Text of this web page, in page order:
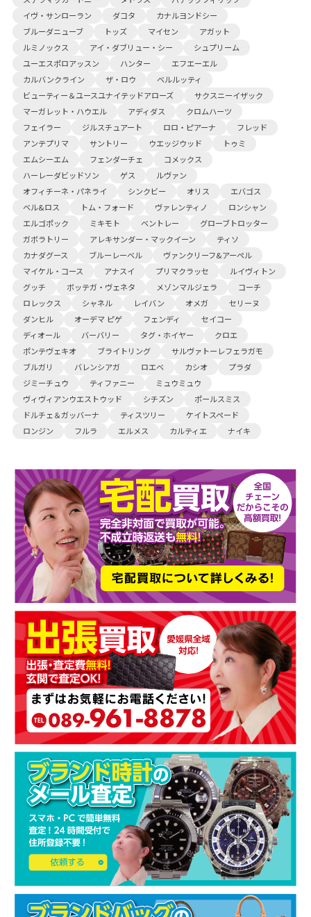
イヴ・サンローラン
ダコタ
カナルヨンドシー
ブルーダニューブ
トッズ マイセン
アガット
ルミノックス
アイ・ダブリュー・シー
シュプリーム
ユーエスポロアッスン
ハンター
エフエーエル
カルバンクライン
ザ・ロウ
ベルルッティ
ビューティー＆ユースユナイテッドアローズ
サクスニーイザック
マーガレット・ハウエル
アディダス
クロムハーツ
フェイラー
ジルスチュアート ロロ・ピアーナ
フレッド
アンテプリマ
サントリー ウエッジウッド
トゥミ
エムシーエム
フェンダーチェ
コメックス
ハーレーダビッドソン
ゲス
ルヴァン
オフィチーネ・パネライ
シンクビー オリス
エバゴス
ベル&ロス
トム・フォード ヴァレンティノ
ロンシャン
エルゴポック
ミキモト ベントレー
グローブトロッター
ガボラトリー
アレキサンダー・マックイーン
ティソ
カナダグース
ブルーレーベル
ヴァンクリーフ&アーペル
マイケル・コース
アナスイ プリマクラッセ
ルイヴィトン
グッチ
ボッテガ・ヴェネタ メゾンマルジェラ
コーチ
ロレックス
シャネル レイバン オメガ
セリーヌ
ダンヒル
オーデマ ピゲ フェンディ
セイコー
ディオール
バーバリー タグ・ホイヤー
クロエ
ポンテヴェキオ
ブライトリング
サルヴァトーレフェラガモ
ブルガリ
バレンシアガ ロエベ カシオ
プラダ
ジミーチュウ
ティファニー
ミュウミュウ
ヴィヴィアンウエストウッド
シチズン
ポールスミス
ドルチェ＆ガッバーナ
ティスツリー
ケイトスペード
ロンジン
フルラ エルメス カルティエ ナイキ